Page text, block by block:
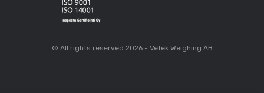
© All rights reserved 2026 - Vetek Weighing AB